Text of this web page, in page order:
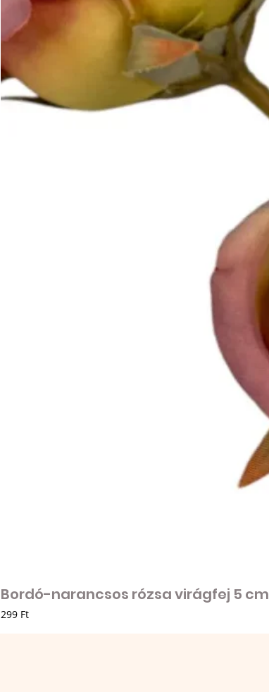
Bordó-narancsos rózsa virágfej 5 cm
Ár
299 Ft